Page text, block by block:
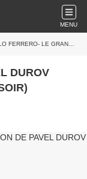
MENU
LE GRAND SOIR)
DUROV